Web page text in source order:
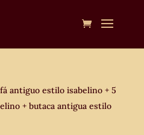
antiguo estilo isabelino + 5
+ butaca antigua estilo